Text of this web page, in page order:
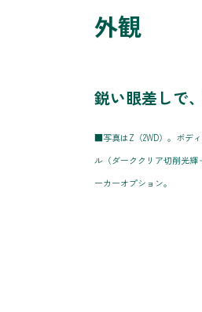
外観
鋭い眼差しで
■写真はZ（2WD）。ボデ
ル（ダーククリア切削光
ーカーオプション。